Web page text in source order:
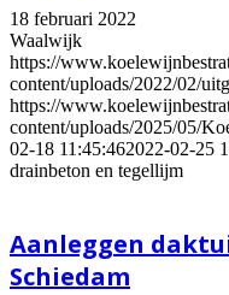
18 februari 2022
Waalwijk
https://
content/uploads/2022/02/
https://
content/uploads/2025/05/
02-18 11:45:462022-02-25
drainbeton en tegellijm
Aanleggen
Schiedam